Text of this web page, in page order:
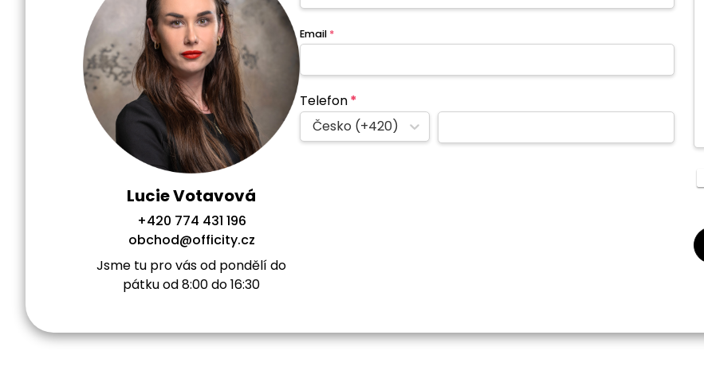
Lucie Votavová
+420 774 431 196
obchod@officity.cz
Jsme tu pro vás od pondělí do
pátku od 8:00 do 16:30
Email *
Telefon*
Česko (+420)